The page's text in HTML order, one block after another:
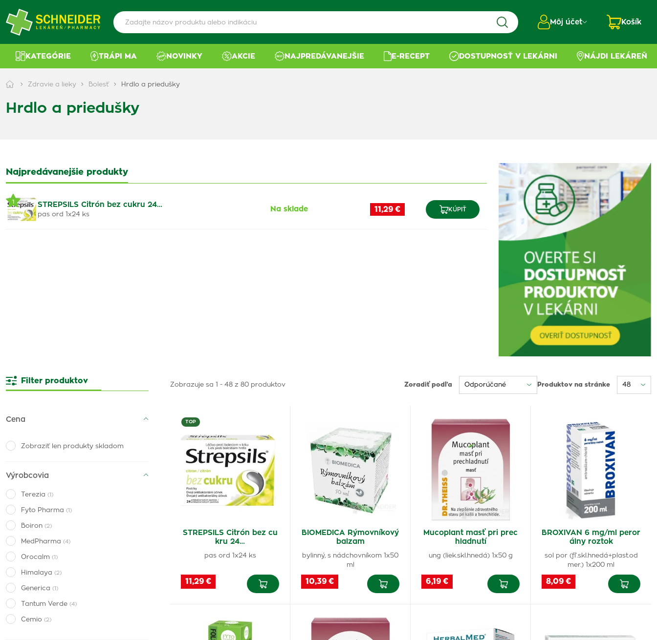
Môj účet Košík
KATEGÓRIE TRÁPI MA NOVINKY AKCIE NAJPREDÁVANEJŠIE E-RECEPT DOSTUPNOSŤ V LEKÁRNI NÁJDI LEKÁREŇ
Zdravie a lieky Bolesť Hrdlo a priedušky
Hrdlo a priedušky
Najpredávanejšie produkty
1 STREPSILS Citrón bez cukru 24…
pas ord 1x24 ks
Na sklade 11,29 € KÚPIŤ
Filter produktov
Cena
Zobraziť len produkty skladom
Výrobcovia
Terezia (1)
Fyto Pharma (1)
Boiron (2)
MedPharma (4)
Orocalm (1)
Himalaya (2)
Generica (1)
Tantum Verde (4)
Cemio (2)
Zobrazuje sa 1 - 48 z 80 produktov Zoradiť podľa Produktov na stránke
TOP
STREPSILS Citrón bez cu
kru 24…
pas ord 1x24 ks
11,29 €
BIOMEDICA Rýmovníkový
balzam
bylinný, s nádchovníkom 1x50
ml
10,39 €
Mucoplant masť pri prec
hladnutí
ung (liek.skl.hnedá) 1x50 g
6,19 €
BROXIVAN 6 mg/ml peror
álny roztok
sol por (fľ.skl.hnedá+plast.od
mer.) 1x200 ml
8,09 €